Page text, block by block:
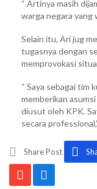
“ Artinya masih
warga negara yang
Selain itu, Ari jug
tugasnya dengan
memprovokasi
“ Saya sebagai tim
memberikan
diusut oleh KPK.
secara
Share Post